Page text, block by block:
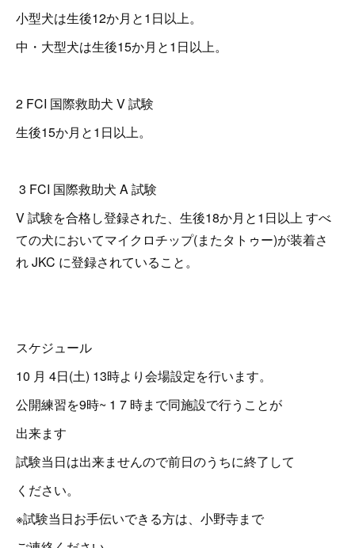
小型犬は生後12か月と1日以上。
中・大型犬は生後15か月と1日以上。
2 FCI 国際救助犬 V 試験
生後15か月と1日以上。
3 FCI 国際救助犬 A 試験
V 試験を合格し登録された、生後18か月と1日以上 すべ
ての犬においてマイクロチップ(またタトゥー)が装着さ
れ JKC に登録されていること。
スケジュール
10 月 4日(土) 13時より会場設定を行います。
公開練習を9時~ 1 7 時まで同施設で行うことが
出来ます
試験当日は出来ませんので前日のうちに終了して
ください。
※試験当日お手伝いできる方は、小野寺まで